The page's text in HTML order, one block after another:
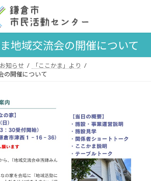
地域交流会の開催について
お知らせ
「ここかま」より
開催について